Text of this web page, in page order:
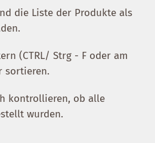
die Liste der Produkte als
(CTRL/ Strg - F oder am
sortieren.
kontrollieren, ob alle
wurden.